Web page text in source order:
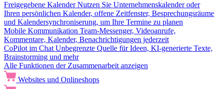
Freigegebene Kalender Nutzen Sie Unternehmenskalender oder
Ihren persönlichen Kalender, offene Zeitfenster, Besprechungsräume
und Kalendersynchroniserung, um Ihre Termine zu planen
Mobile Kommunikation Team-Messenger, Videoanrufe,
Kommentare, Kalender, Benachrichtigungen jederzeit
CoPilot im Chat Unbegrenzte Quelle für Ideen, KI-generierte Texte,
Brainstorming und mehr
Alle Funktionen der Zusammenarbeit anzeigen
Websites und Onlineshops